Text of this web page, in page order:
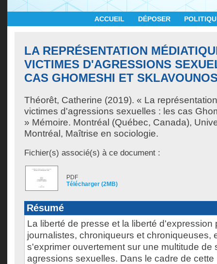
ACCUEIL DÉPOSER
LA REPRÉSENTATION
VICTIMES D'AGRESSIONS
CAS GHOMESHI ET
Théorêt, Catherine (2019). « La
victimes d'agressions sexuelles : les cas
» Mémoire. Montréal (Québec, Canada),
Montréal, Maîtrise en sociologie.
Fichier(s) associé(s) à ce document :
PDF
Télécharger (2MB)
Résumé
La liberté de presse et la liberté d'expression
journalistes, chroniqueurs et chroniqueuses,
s'exprimer ouvertement sur une multitude de
agressions sexuelles. Dans le cadre de